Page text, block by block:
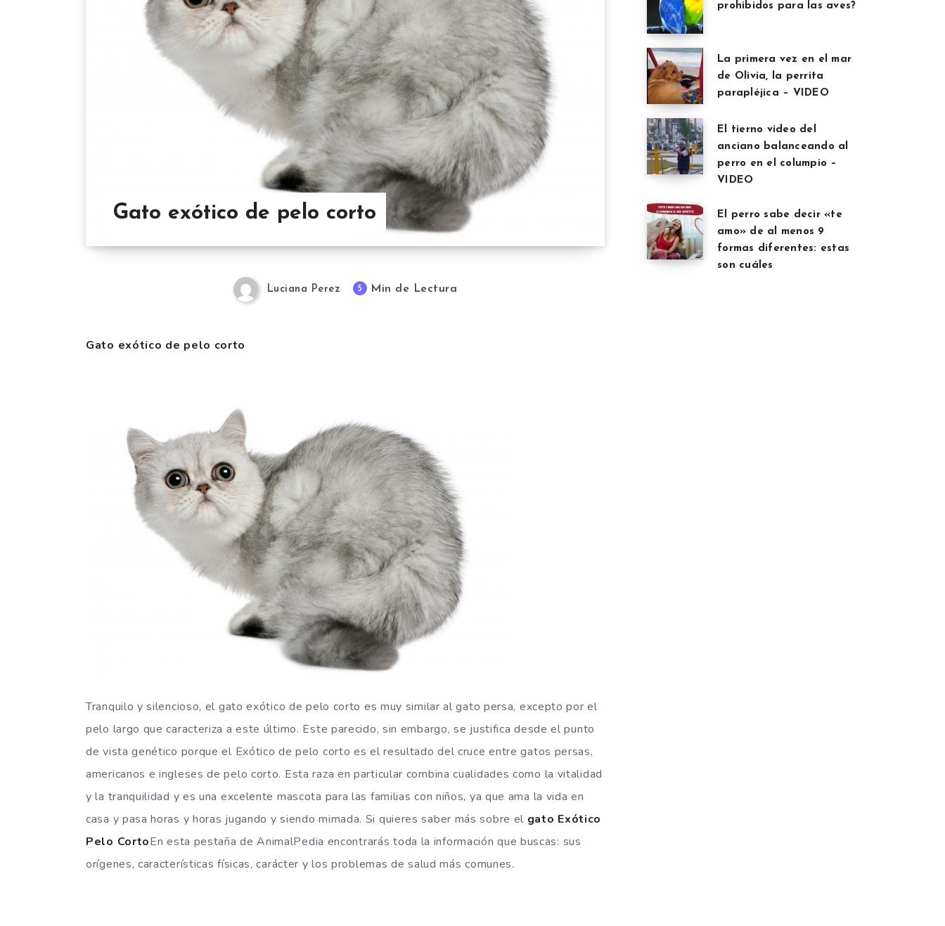
Gato exótico de pelo corto
Luciana Perez 5 Min de Lectura
Gato exótico de pelo corto
Tranquilo y silencioso, el gato exótico de pelo corto es muy similar al gato persa, excepto por el
pelo largo que caracteriza a este último. Este parecido, sin embargo, se justifica desde el punto
de vista genético porque el Exótico de pelo corto es el resultado del cruce entre gatos persas,
americanos e ingleses de pelo corto. Esta raza en particular combina cualidades como la vitalidad
y la tranquilidad y es una excelente mascota para las familias con niños, ya que ama la vida en
casa y pasa horas y horas jugando y siendo mimada. Si quieres saber más sobre el gato Exótico
Pelo CortoEn esta pestaña de AnimalPedia encontrarás toda la información que buscas: sus
orígenes, características físicas, carácter y los problemas de salud más comunes.
prohibidos para las aves?
La primera vez en el mar
de Olivia, la perrita
parapléjica – VIDEO
El tierno video del
anciano balanceando al
perro en el columpio –
VIDEO
El perro sabe decir «te
amo» de al menos 9
formas diferentes: estas
son cuáles